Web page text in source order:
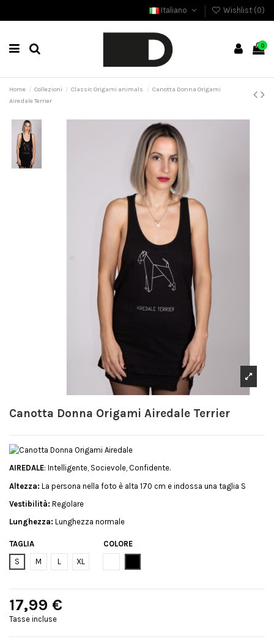
Italiano Wishlist (0)
0
Home Collezioni Classic Origami animals
Canotta Donna Origami
Airedale Terrier
Canotta Donna Origami Airedale Terrier
AIREDALE: Intelligente, Socievole, Confidente.
Altezza: La persona nella foto è alta 170 cm e indossa una taglia S
Vestibilità: Regolare
Lunghezza: Lunghezza normale
TAGLIA
S
M L XL
COLORE
17,99 €
Tasse incluse